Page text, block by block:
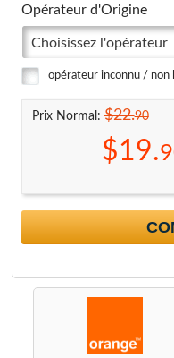
Opérateur d'Origine
Choisissez l'opérateur
opérateur inconnu / non
Prix Normal:$22.90
$19.